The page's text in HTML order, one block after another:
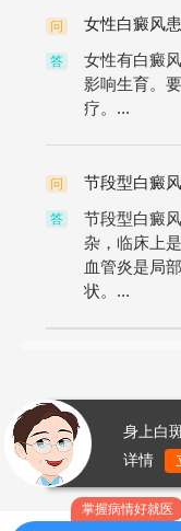
问 女性白癜风
答
女性有白癜
影响生育。
疗。...
问 节段型白癜
答
节段型白癜
杂，临床上
血管炎是局
状。...
掌握病情好就医
身上白
详情